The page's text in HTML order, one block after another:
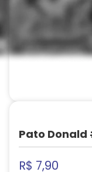
Pato Donald
R$ 7,90